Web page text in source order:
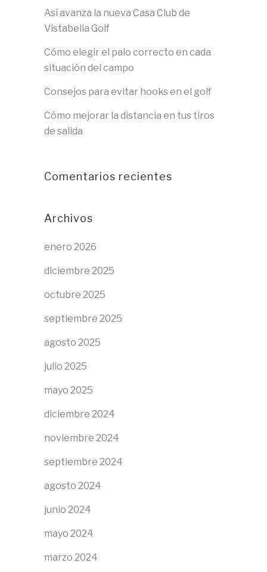
Así avanza la nueva Casa Club de
Vistabella Golf
Cómo elegir el palo correcto en cada
situación del campo
Consejos para evitar hooks en el golf
Cómo mejorar la distancia en tus tiros
de salida
Comentarios recientes
Archivos
enero 2026
diciembre 2025
octubre 2025
septiembre 2025
agosto 2025
julio 2025
mayo 2025
diciembre 2024
noviembre 2024
septiembre 2024
agosto 2024
junio 2024
mayo 2024
marzo 2024